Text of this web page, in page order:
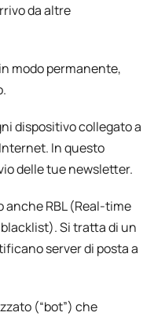
da altre
modo permanente,
dispositivo collegato a
In questo
delle tue newsletter.
anche RBL (Real-time
blacklist). Si tratta di un
server di posta a
(“bot”) che